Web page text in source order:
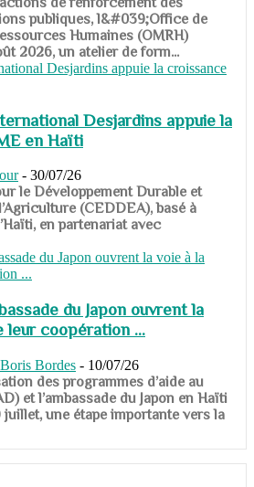
publiques, l&#039;Office de
Humaines (OMRH)
2026, un atelier de form...
Desjardins appuie la
en Haïti
- 30/07/26
le Développement Durable et
(CEDDEA), basé à
en partenariat avec
du Japon ouvrent la
leur coopération ...
Bordes - 10/07/26
des programmes d’aide au
et l’ambassade du Japon en Haïti
une étape importante vers la